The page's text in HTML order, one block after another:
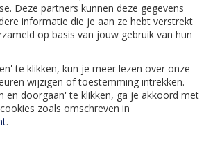
Deze partners kunnen deze gegevens
informatie die je aan ze hebt verstrekt
op basis van jouw gebruik van hun
te klikken, kun je meer lezen over onze
wijzigen of toestemming intrekken.
en doorgaan' te klikken, ga je akkoord met
zoals omschreven in
.
8711904071547